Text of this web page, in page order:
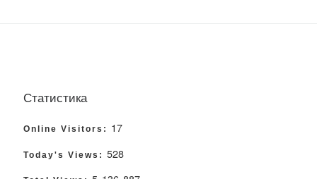
Статистика
Online Visitors: 17
Today's Views: 528